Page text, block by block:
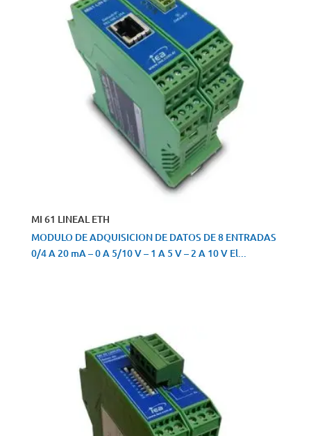
MI 61 LINEAL ETH
MODULO DE ADQUISICION DE DATOS DE 8 ENTRADAS
0/4 A 20 mA – 0 A 5/10 V – 1 A 5 V – 2 A 10 V El...